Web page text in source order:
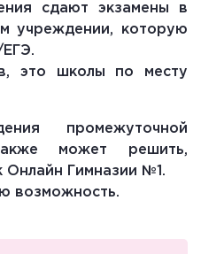
сдают экзамены в
учреждении, которую
это школы по месту
промежуточной
может решить,
Онлайн Гимназии №1.
возможность.